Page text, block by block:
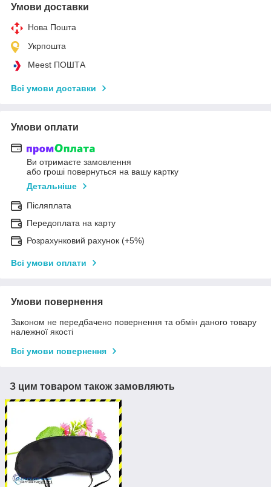
Умови доставки
Нова Пошта
Укрпошта
Meest ПОШТА
Всі умови доставки
Умови оплати
Ви отримаєте замовлення
або гроші повернуться на вашу картку
Детальніше
Післяплата
Передоплата на карту
Розрахунковий рахунок (+5%)
Всі умови оплати
Умови повернення
Законом не передбачено повернення та обмін даного товару
належної якості
Всі умови повернення
З цим товаром також замовляють